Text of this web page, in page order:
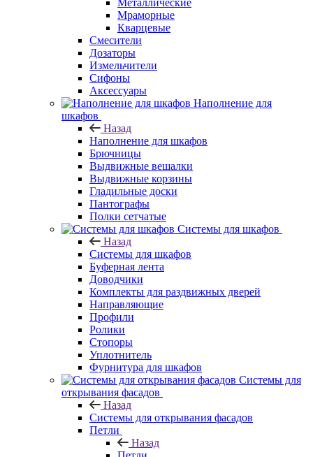
Металлические
Мраморные
Кварцевые
Смесители
Дозаторы
Измельчители
Сифоны
Аксессуары
Наполнение для
шкафов
Назад
Наполнение для шкафов
Брючницы
Выдвижные вешалки
Выдвижные корзины
Гладильные доски
Пантографы
Полки сетчатые
Системы для шкафов
Назад
Системы для шкафов
Буферная лента
Доводчики
Комплекты для раздвижных дверей
Направляющие
Профили
Ролики
Стопоры
Уплотнитель
Фурнитура для шкафов
Системы для
открывания фасадов
Назад
Системы для открывания фасадов
Петли
Назад